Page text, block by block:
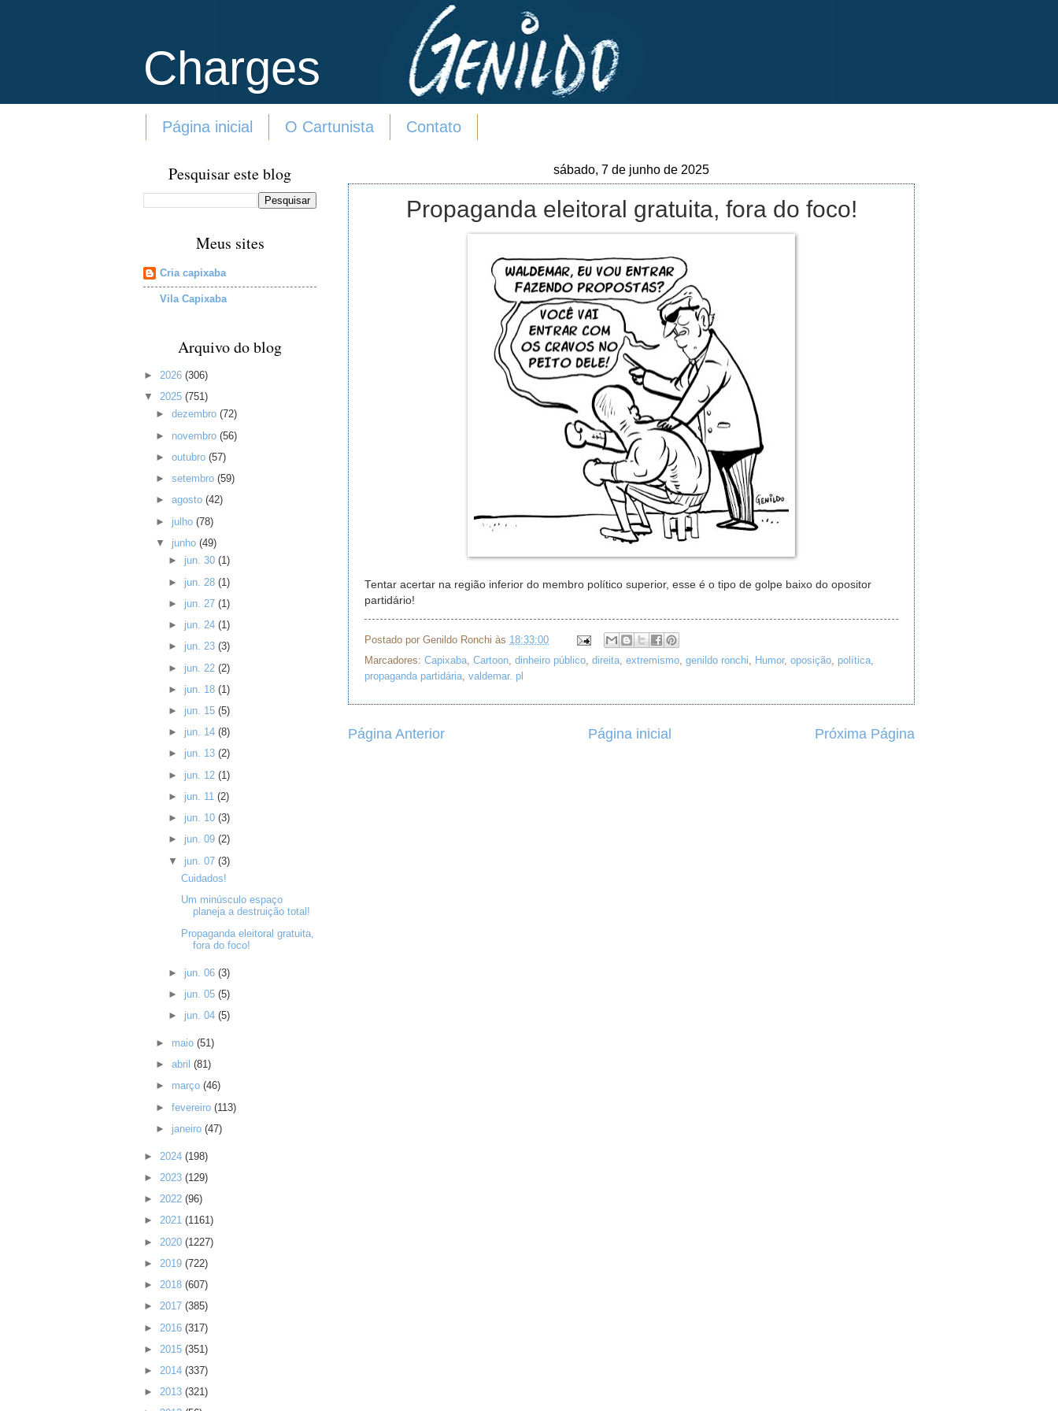
Charges
Página inicial O Cartunista Contato
sábado, 7 de junho de 2025
Propaganda eleitoral gratuita, fora do foco!
Tentar acertar na região inferior do membro político superior, esse é o tipo de golpe baixo do opositor
partidário!
Postado por Genildo Ronchi às 18:33:00
Marcadores: Capixaba, Cartoon, dinheiro público, direita, extremismo, genildo ronchi, Humor, oposição, política,
propaganda partidária, valdemar. pl
Página Anterior Próxima Página
Página inicial
Pesquisar este blog
Meus sites
Cria capixaba
Vila Capixaba
Arquivo do blog
► 2026 (306)
▼ 2025 (751)
►dezembro(72)
► novembro(56)
►outubro(57)
►setembro(59)
►agosto(42)
► julho(78)
▼ junho(49)
► jun. 30 (1)
► jun. 28 (1)
► jun. 27 (1)
► jun. 24 (1)
► jun. 23 (3)
► jun. 22 (2)
► jun. 18 (1)
► jun. 15 (5)
► jun. 14 (8)
► jun. 13 (2)
► jun. 12 (1)
► jun. 11 (2)
► jun. 10 (3)
► jun. 09 (2)
▼ jun. 07 (3)
Cuidados!
Um minúsculo espaço
planeja a destruição total!
Propaganda eleitoral gratuita,
fora do foco!
► jun. 06 (3)
► jun. 05 (5)
► jun. 04 (5)
► maio(51)
►abril(81)
► março(46)
►fevereiro(113)
► janeiro(47)
► 2024 (198)
► 2023 (129)
► 2022 (96)
► 2021 (1161)
► 2020 (1227)
► 2019 (722)
► 2018 (607)
► 2017 (385)
► 2016 (317)
► 2015 (351)
► 2014 (337)
► 2013 (321)